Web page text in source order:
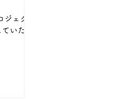
ェクト・
いたグル